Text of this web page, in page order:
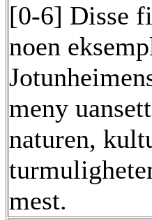
[0-6] Disse
noen
meny
naturen,
mest.